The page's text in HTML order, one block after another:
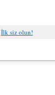
İlk siz olun!